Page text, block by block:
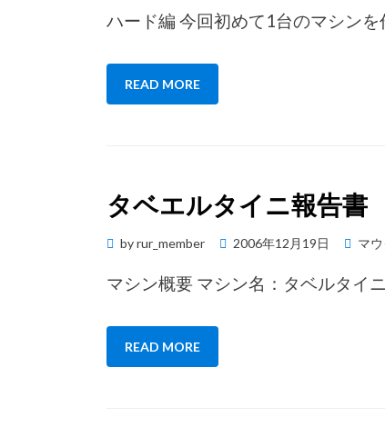
ハード編 今回初めて1台のマシン
READ MORE
タベエルタイニ報告書
byrur_member
Posted
2006年12月19日 マ
マシン概要 マシン名：タベルタイ
READ MORE